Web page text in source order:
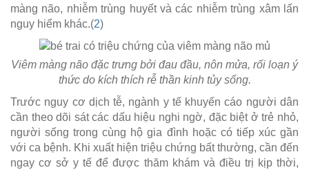
màng não, nhiễm trùng huyết và các nhiễm trùng xâm lấn
nguy hiểm khác.(2)
Viêm màng não đặc trưng bởi đau đầu, nôn mửa, rối loạn ý
thức do kích thích rễ thần kinh tủy sống.
Trước nguy cơ dịch tễ, ngành y tế khuyến cáo người dân
cần theo dõi sát các dấu hiệu nghi ngờ, đặc biệt ở trẻ nhỏ,
người sống trong cùng hộ gia đình hoặc có tiếp xúc gần
với ca bệnh. Khi xuất hiện triệu chứng bất thường, cần đến
ngay cơ sở y tế để được thăm khám và điều trị kịp thời,